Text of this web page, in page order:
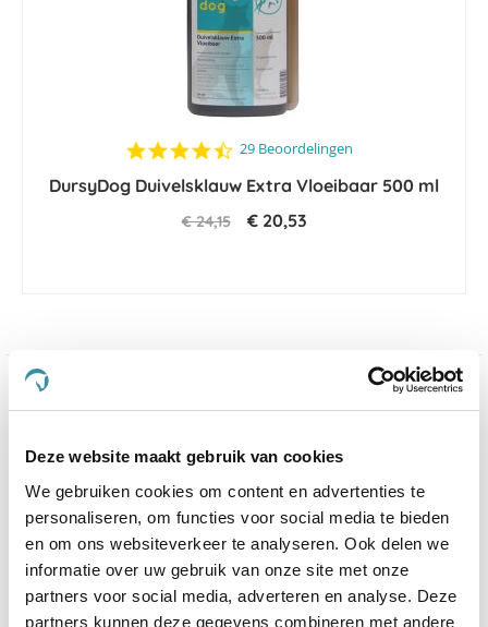
Deze website maakt gebruik van cookies
We gebruiken cookies om content en advertenties te
personaliseren, om functies voor social media te bieden
en om ons websiteverkeer te analyseren. Ook delen we
informatie over uw gebruik van onze site met onze
partners voor social media, adverteren en analyse. Deze
partners kunnen deze gegevens combineren met andere
4.4
rating
29 Beoordelingen
DursyDog Duivelsklauw Extra Vloeibaar 500 ml
€ 24,15 € 20,53
Welkom op de website van De Paardendrogist,
Paardendrogistals vanDursy Dog, gericht op de
welzijn en gezondheid van uwpaarden,hondenen
katten. Onze passie voor dierenwelzijn heeft ons
ertoe aangezet een diversiteit aan supplementen,
voeding en verzorgingsproducten te ontwikkelen, die
speciaal zijn ontworpen om aan de behoeften van
uw geliefde viervoeters te voldoen.